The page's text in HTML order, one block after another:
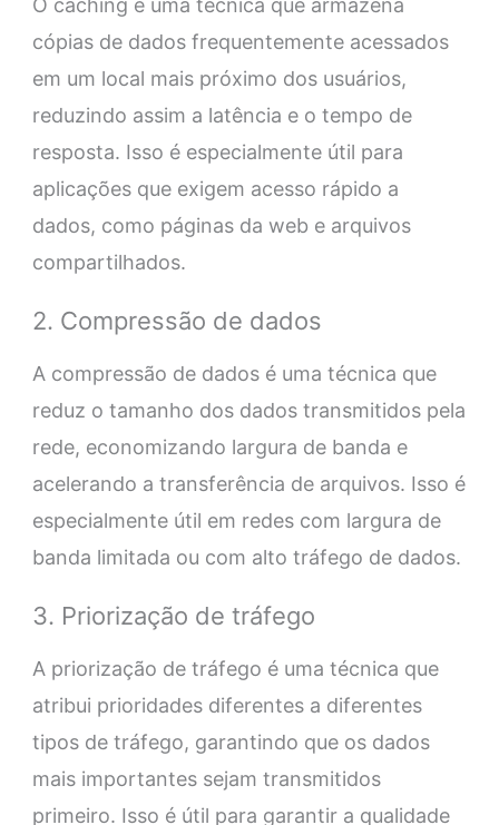
O caching é uma técnica que armazena
cópias de dados frequentemente acessados
em um local mais próximo dos usuários,
reduzindo assim a latência e o tempo de
resposta. Isso é especialmente útil para
aplicações que exigem acesso rápido a
dados, como páginas da web e arquivos
compartilhados.
2. Compressão de dados
A compressão de dados é uma técnica que
reduz o tamanho dos dados transmitidos pela
rede, economizando largura de banda e
acelerando a transferência de arquivos. Isso é
especialmente útil em redes com largura de
banda limitada ou com alto tráfego de dados.
3. Priorização de tráfego
A priorização de tráfego é uma técnica que
atribui prioridades diferentes a diferentes
tipos de tráfego, garantindo que os dados
mais importantes sejam transmitidos
primeiro. Isso é útil para garantir a qualidade